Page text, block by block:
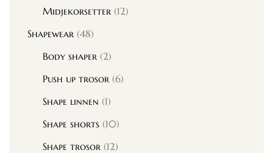
Midjekorsetter (12)
Shapewear (48)
Body shaper (2)
Push up trosor (6)
Shape linnen (1)
Shape shorts (10)
Shape trosor (12)